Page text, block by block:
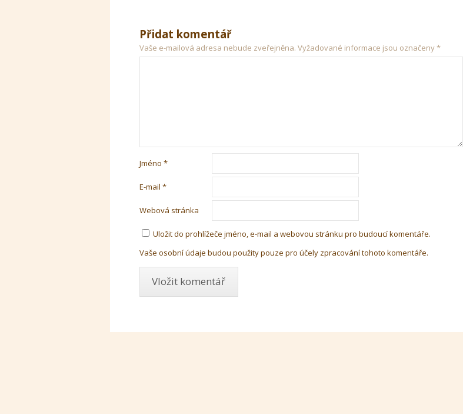
Přidat komentář
Vaše e-mailová adresa nebude zveřejněna. Vyžadované informace jsou označeny*
Jméno *
E-mail *
Webová stránka
Uložit do prohlížeče jméno, e-mail a webovou stránku pro budoucí komentáře.
Vaše osobní údaje budou použity pouze pro účely zpracování tohoto komentáře.